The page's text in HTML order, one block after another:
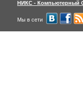
НИКС - Компьютерный
Мы в сети